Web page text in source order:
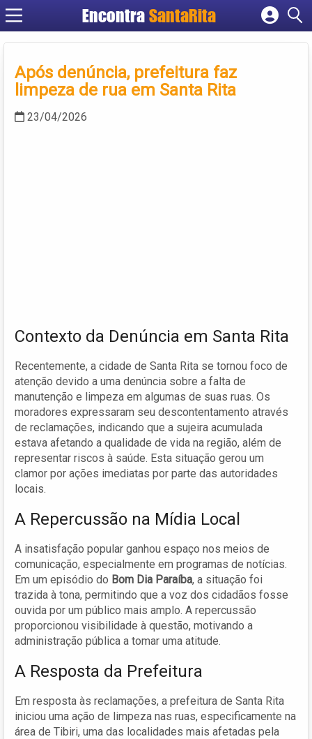
EncontraSantaRita
Cadastrar empresa
Criar conta
Após denúncia, prefeitura faz
limpeza de rua em Santa Rita
23/04/2026
Contexto da Denúncia em Santa Rita
Recentemente, a cidade de Santa Rita se tornou foco de
atenção devido a uma denúncia sobre a falta de
manutenção e limpeza em algumas de suas ruas. Os
moradores expressaram seu descontentamento através
de reclamações, indicando que a sujeira acumulada
estava afetando a qualidade de vida na região, além de
representar riscos à saúde. Esta situação gerou um
clamor por ações imediatas por parte das autoridades
locais.
A Repercussão na Mídia Local
A insatisfação popular ganhou espaço nos meios de
comunicação, especialmente em programas de notícias.
Em um episódio do Bom Dia Paraíba, a situação foi
trazida à tona, permitindo que a voz dos cidadãos fosse
ouvida por um público mais amplo. A repercussão
proporcionou visibilidade à questão, motivando a
administração pública a tomar uma atitude.
A Resposta da Prefeitura
Em resposta às reclamações, a prefeitura de Santa Rita
iniciou uma ação de limpeza nas ruas, especificamente na
área de Tibiri, uma das localidades mais afetadas pela